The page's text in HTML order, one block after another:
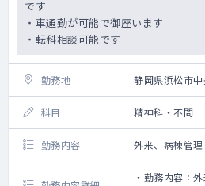
です
・車通勤が可能で御座います
・転科相談可能です
勤務地 静岡県浜松市中
科目 精神科・不問
勤務内容 外来、病棟管理
・勤務内容：